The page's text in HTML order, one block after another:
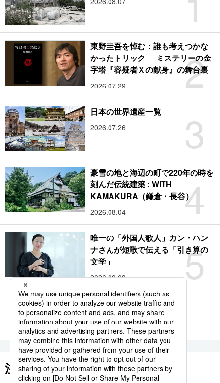
2
東野圭吾を悼む：誰も考えつかな
かったトリック──ミステリーの金
字塔『容疑者Ｘの献身』の舞台裏
2026.07.29
3
日本の世界遺産一覧
2026.07.26
4
豪雪の地と海辺の町で220年の時を
刻んだ伝統建築 : WITH
KAMAKURA（鎌倉・長谷）
2026.08.04
5
唯一の「外国人歌人」カン・ハン
ナさんが短歌で伝える「引き算の
文学」
2026.08.03
もっと見る
注目のキーワード